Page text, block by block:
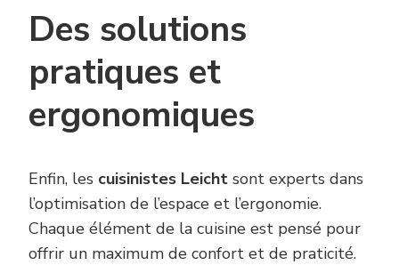
Des solutions
pratiques et
ergonomiques
Enfin, les cuisinistes Leicht sont experts dans
l’optimisation de l’espace et l’ergonomie.
Chaque élément de la cuisine est pensé pour
offrir un maximum de confort et de praticité.